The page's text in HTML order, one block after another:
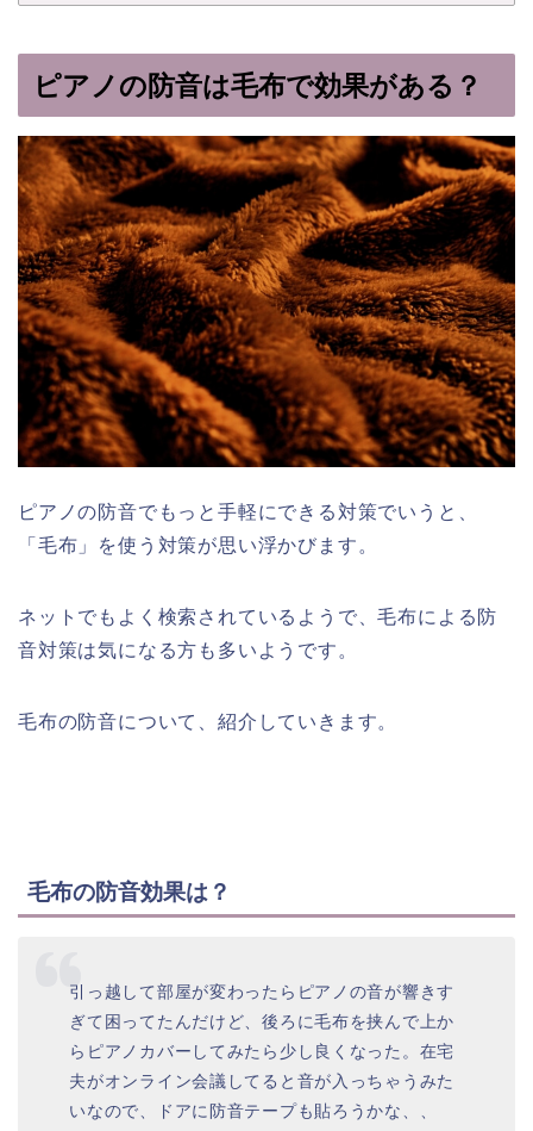
ピアノの防音は毛布で効果がある？
ピアノの防音でもっと手軽にできる対策でいうと、
「毛布」を使う対策が思い浮かびます。
ネットでもよく検索されているようで、毛布による防
音対策は気になる方も多いようです。
毛布の防音について、紹介していきます。
毛布の防音効果は？
引っ越して部屋が変わったらピアノの音が響きす
ぎて困ってたんだけど、後ろに毛布を挟んで上か
らピアノカバーしてみたら少し良くなった。在宅
夫がオンライン会議してると音が入っちゃうみた
いなので、ドアに防音テープも貼ろうかな、、